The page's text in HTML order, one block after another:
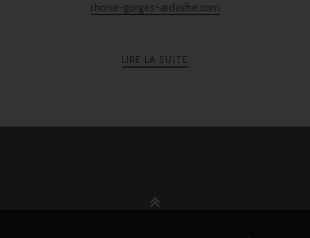
rhone-gorges-ardeche.com
LIRE LA SUITE